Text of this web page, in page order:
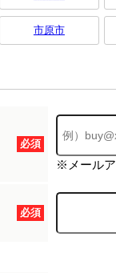
市原市
必須
※メールア
必須